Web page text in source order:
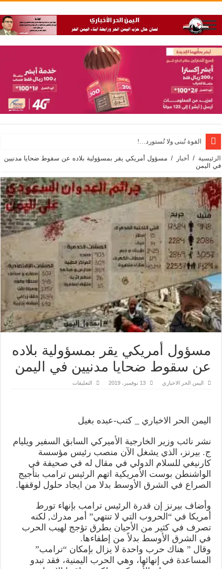
القوة تُبنى ولا تُستورد…!
الرئيسية / أخبار / مسؤول أمريكي يقر بمسؤولية بلاده عن سقوط ضحايا مدنيين
في اليمن
مسؤول أمريكي يقر بمسؤولية بلاده
عن سقوط ضحايا مدنيين في اليمن
اليمن الحر الاخباري 13 نوفمبر، 2019 التعليقات
مدنيين
في
اليمن
مغلقة
اليمن الحر الاخباري _ كتب-عبده بغيل
نشر نائب وزير الخارجية الأميركي السابق السفير ويليام
ج. بيرنز، الذي يشغل الآن منصب رئيس مؤسسة
كارنيغي للسلام الدولي في مقال له في صحيفة في
الواشنطن بوست الأمريكية اتهم الرئيس ترامب بتأجيج
الصراع في الشرق الأوسط بدلا من ايجاد حلول لوقفها.
وأضاف بيرنز إن قدرة الرئيس ترامب بإنهاء تورط
أمريكا في “الحروب التي لا تنتهي” أمر مدرك, لكنه
تصرف في كثير من الأحيان بطرق تؤجج لهيب الحرب
في الشرق الأوسط بدلاً من إطفاءها.
وقال ” هناك حرب واحدة لا يزال بإمكان “ترامب”
المساعدة في إنهائها، وهي الحرب اليمنية، فقد تبدو